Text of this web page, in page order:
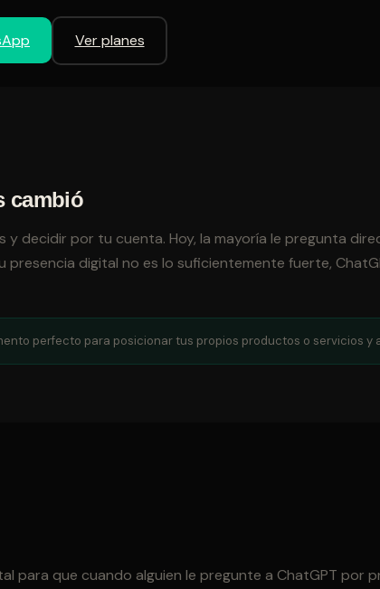
Ver planes
cambió
decidir por tu cuenta. Hoy, la mayoría le pregunta
digital no es lo suficientemente fuerte,
perfecto para posicionar tus propios productos o servicios y
para que cuando alguien le pregunte a ChatGPT por